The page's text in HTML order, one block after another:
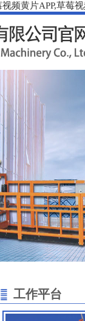
频黄片APP,草莓
工作平台